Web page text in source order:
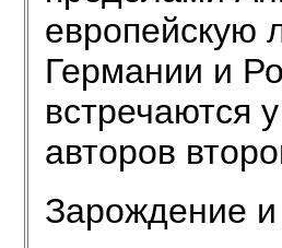
европейскую
Германии и
встречаются
авторов
Зарождение